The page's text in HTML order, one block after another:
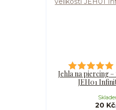
Jehla na piercing
JEH01
20 Kč